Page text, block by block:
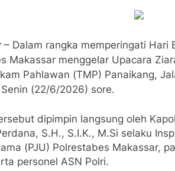
– Dalam rangka memperingati Hari
Makassar menggelar Upacara
Pahlawan (TMP) Panaikang,
(22/6/2026) sore.
dipimpin langsung oleh
S.H., S.I.K., M.Si selaku
(PJU) Polrestabes Makassar,
personel ASN Polri.